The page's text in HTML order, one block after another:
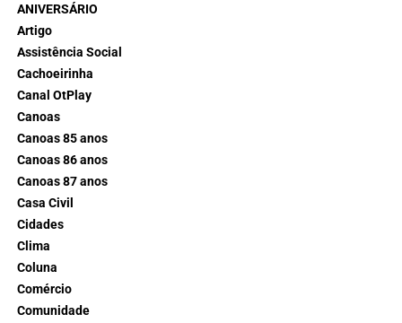
ANIVERSÁRIO
Artigo
Assistência Social
Cachoeirinha
Canal OtPlay
Canoas
Canoas 85 anos
Canoas 86 anos
Canoas 87 anos
Casa Civil
Cidades
Clima
Coluna
Comércio
Comunidade